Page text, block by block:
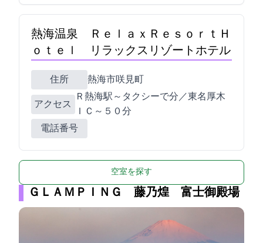
熱海温泉 ＲｅｌａｘＲｅｓｏｒｔＨ
ｏｔｅｌ リラックスリゾートホテル
住所 熱海市咲見町6-41
アクセス
JＲ熱海駅～タクシーで5分／東名厚木
ＩＣ～５０分
電話番号
空室を探す
ＧＬＡＭＰＩＮＧ 藤乃煌 富士御殿場